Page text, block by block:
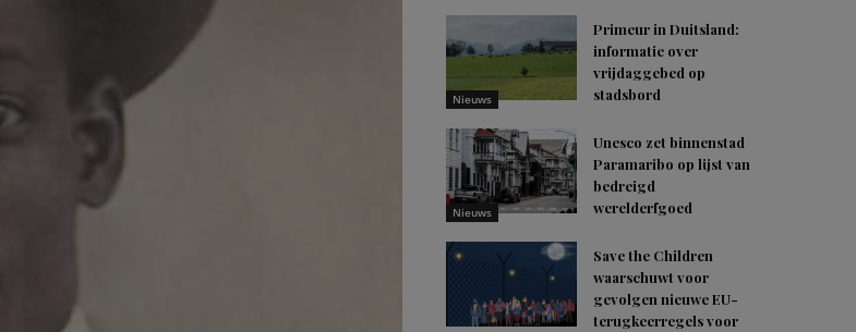
Nieuws
Primeur in Duitsland:
informatie over
vrijdaggebed op
stadsbord
Nieuws
Unesco zet binnenstad
Paramaribo op lijst van
bedreigd
werelderfgoed
Save the Children
waarschuwt voor
gevolgen nieuwe EU-
terugkeerregels voor